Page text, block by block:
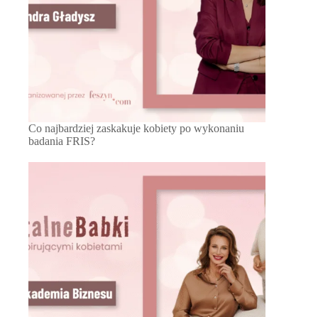
Co najbardziej zaskakuje kobiety po wykonaniu
badania FRIS?